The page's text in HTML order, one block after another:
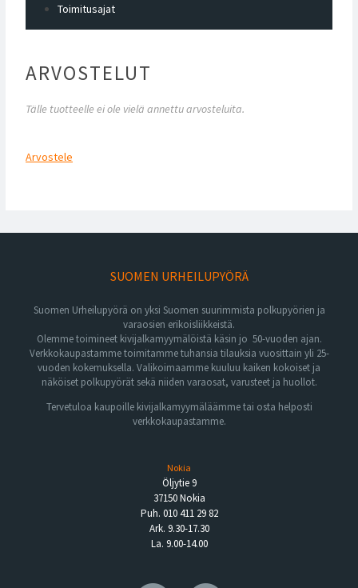
Toimitusajat
ARVOSTELUT
Tälle tuotteelle ei ole vielä annettu arvosteluita.
Arvostele
SUOMEN URHEILUPYÖRÄ
Suomen Urheilupyörä on yksi Suomen suurimmista polkupyörien ja
varaosien erikoisliikkeistä.
Olemme toimineet kivijalkamyymälöistä käsin jo 50-vuoden ajan.
Verkkokaupastamme toimitamme tuhansia tilauksia vuosittain yli 25-
vuoden kokemuksella. Valikoimaamme kuuluu kaiken kokoiset ja
näköiset polkupyörät sekä niiden varaosat, varusteet ja huollot.
Tervetuloa kaupoille kivijalkamyymäläämme tai osta helposti
verkkokaupastamme.
Nokia
Öljytie 9
37150 Nokia
Puh. 010 411 29 82
Ark. 9.30-17.30
La. 9.00-14.00